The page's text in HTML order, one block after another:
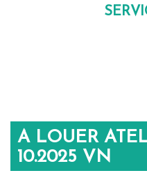
A LOUER
10.2025 VN